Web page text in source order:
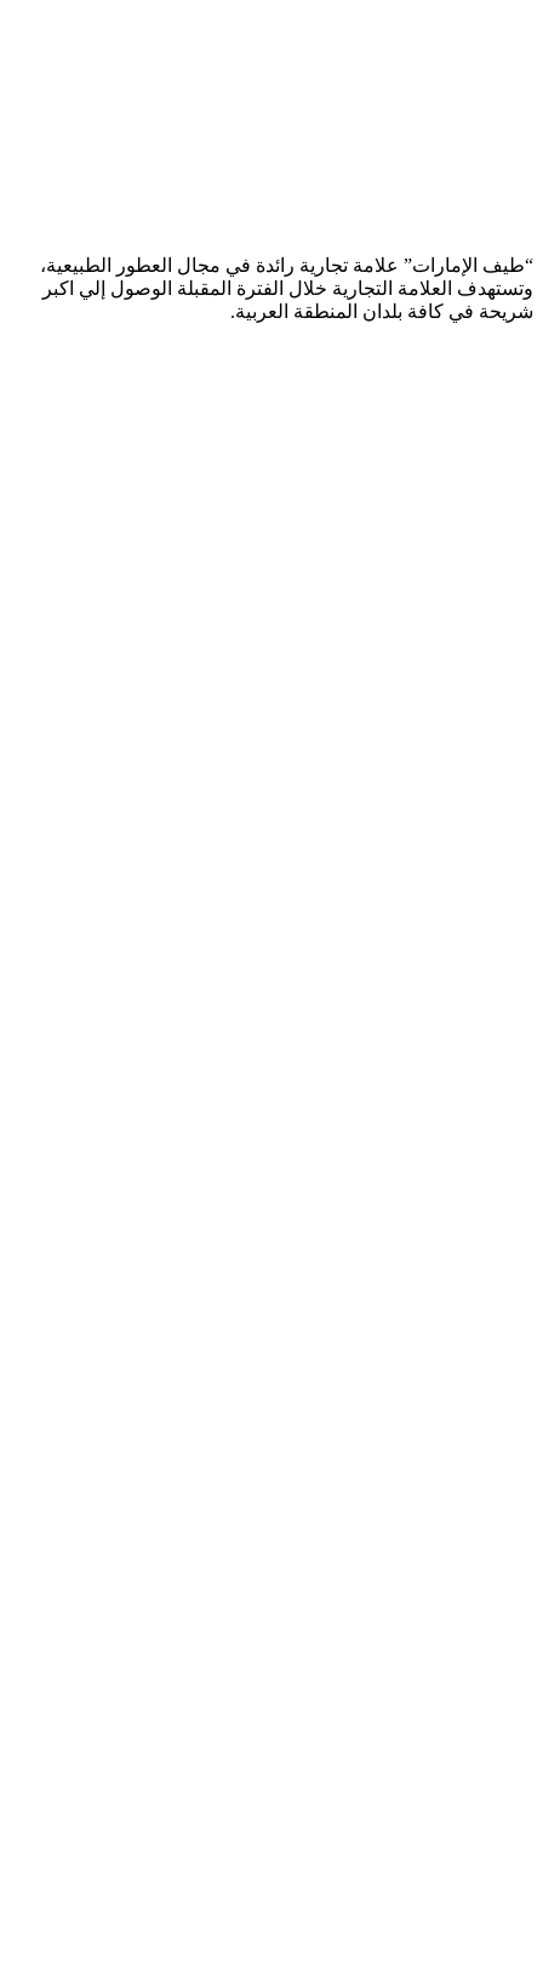
“طيف الإمارات” علامة تجارية رائدة في مجال العطور الطبيعية،
وتستهدف العلامة التجارية خلال الفترة المقبلة الوصول إلي اكبر
شريحة في كافة بلدان المنطقة العربية.